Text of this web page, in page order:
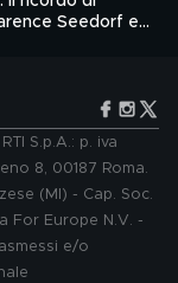
Seedorf e
S.p.A.: p. iva
8, 00187 Roma.
(MI) - Cap. Soc.
For Europe N.V. -
e/o